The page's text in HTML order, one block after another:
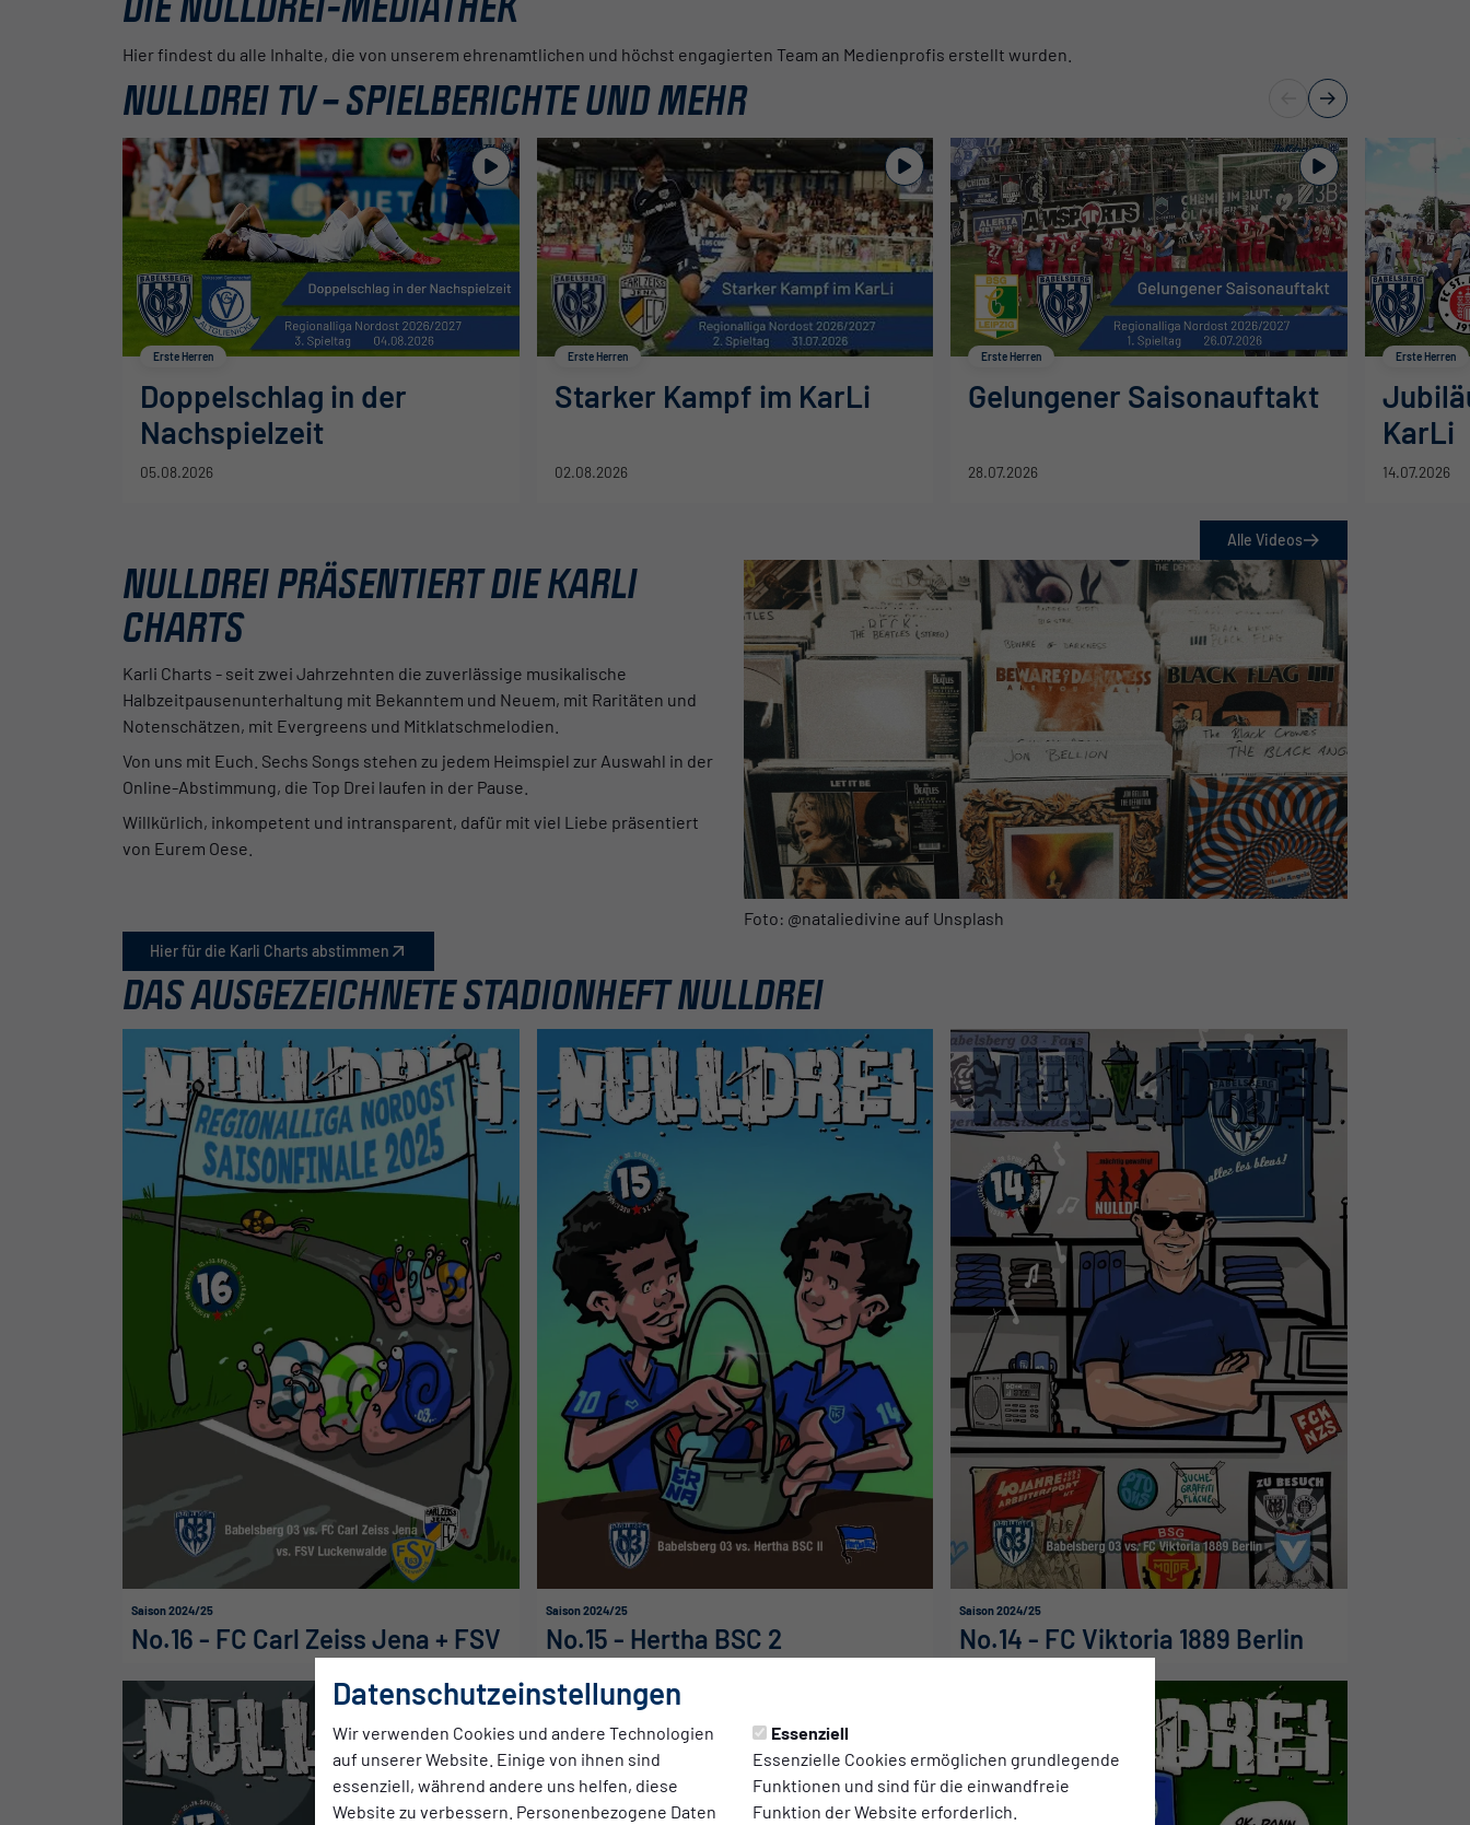
Datenschutzeinstellungen
Wir verwenden Cookies und andere Technologien
auf unserer Website. Einige von ihnen sind
essenziell, während andere uns helfen, diese
Website zu verbessern. Personenbezogene Daten
Essenziell
Essenzielle Cookies ermöglichen grundlegende
Funktionen und sind für die einwandfreie
Funktion der Website erforderlich.
Hier findest du alle Inhalte, die von unserem ehrenamtlichen und höchst engagierten Team an Medienprofis erstellt wurden.
NULLDREI TV – SPIELBERICHTE UND MEHR
Doppelschlag in der
Nachspielzeit
Erste Herren
05.08.2026
Starker Kampf im KarLi
Erste Herren
02.08.2026
Gelungener Saisonauftakt
Erste Herren
28.07.2026
KarLi
Erste Herren
14.07.2026
Alle Videos
NULLDREI PRÄSENTIERT DIE KARLI
CHARTS
Karli Charts - seit zwei Jahrzehnten die zuverlässige musikalische
Halbzeitpausenunterhaltung mit Bekanntem und Neuem, mit Raritäten und
Notenschätzen, mit Evergreens und Mitklatschmelodien.
Von uns mit Euch. Sechs Songs stehen zu jedem Heimspiel zur Auswahl in der
Online-Abstimmung, die Top Drei laufen in der Pause.
Willkürlich, inkompetent und intransparent, dafür mit viel Liebe präsentiert
von Eurem Oese.
Foto: @nataliedivine auf Unsplash
Hier für die Karli Charts abstimmen
DAS AUSGEZEICHNETE STADIONHEFT NULLDREI
Saison 2024/25
No.16 - FC Carl Zeiss Jena + FSV
Saison 2024/25
No.15 - Hertha BSC 2
Saison 2024/25
No.14 - FC Viktoria 1889 Berlin